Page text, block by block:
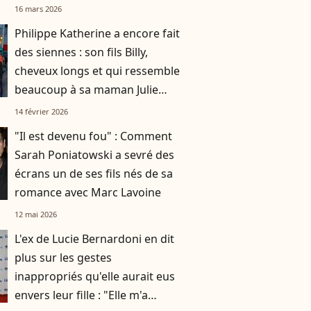
16 mars 2026
Philippe Katherine a encore fait
des siennes : son fils Billy,
cheveux longs et qui ressemble
beaucoup à sa maman Julie
Depardieu, était là
14 février 2026
"Il est devenu fou" : Comment
Sarah Poniatowski a sevré des
écrans un de ses fils nés de sa
romance avec Marc Lavoine
12 mai 2026
L'ex de Lucie Bernardoni en dit
plus sur les gestes
inappropriés qu'elle aurait eus
envers leur fille : "Elle m'a